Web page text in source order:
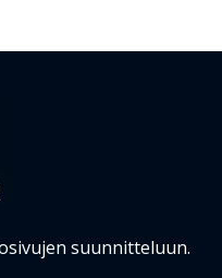
suunnitteluun.